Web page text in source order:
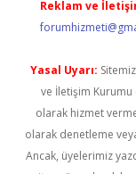
Reklam ve
Yasal Uyarı:
ve İletişim Kurumu
olarak hizmet
olarak denetleme
Ancak, üyelerimiz